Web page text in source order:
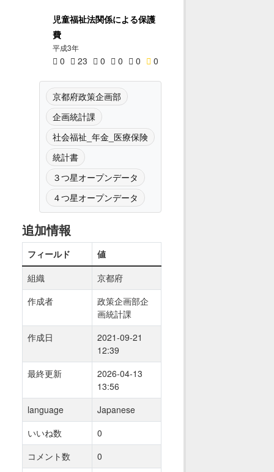
児童福祉法関係による保護
費
平成3年
0 23 0 0 0 0
京都府政策企画部
企画統計課
社会福祉_年金_医療保険
統計書
３つ星オープンデータ
４つ星オープンデータ
追加情報
フィールド
値
組織
京都府
作成者
政策企画部企
画統計課
作成日
2021-09-21
12:39
最終更新
2026-04-13
13:56
language
Japanese
いいね数
0
コメント数
0